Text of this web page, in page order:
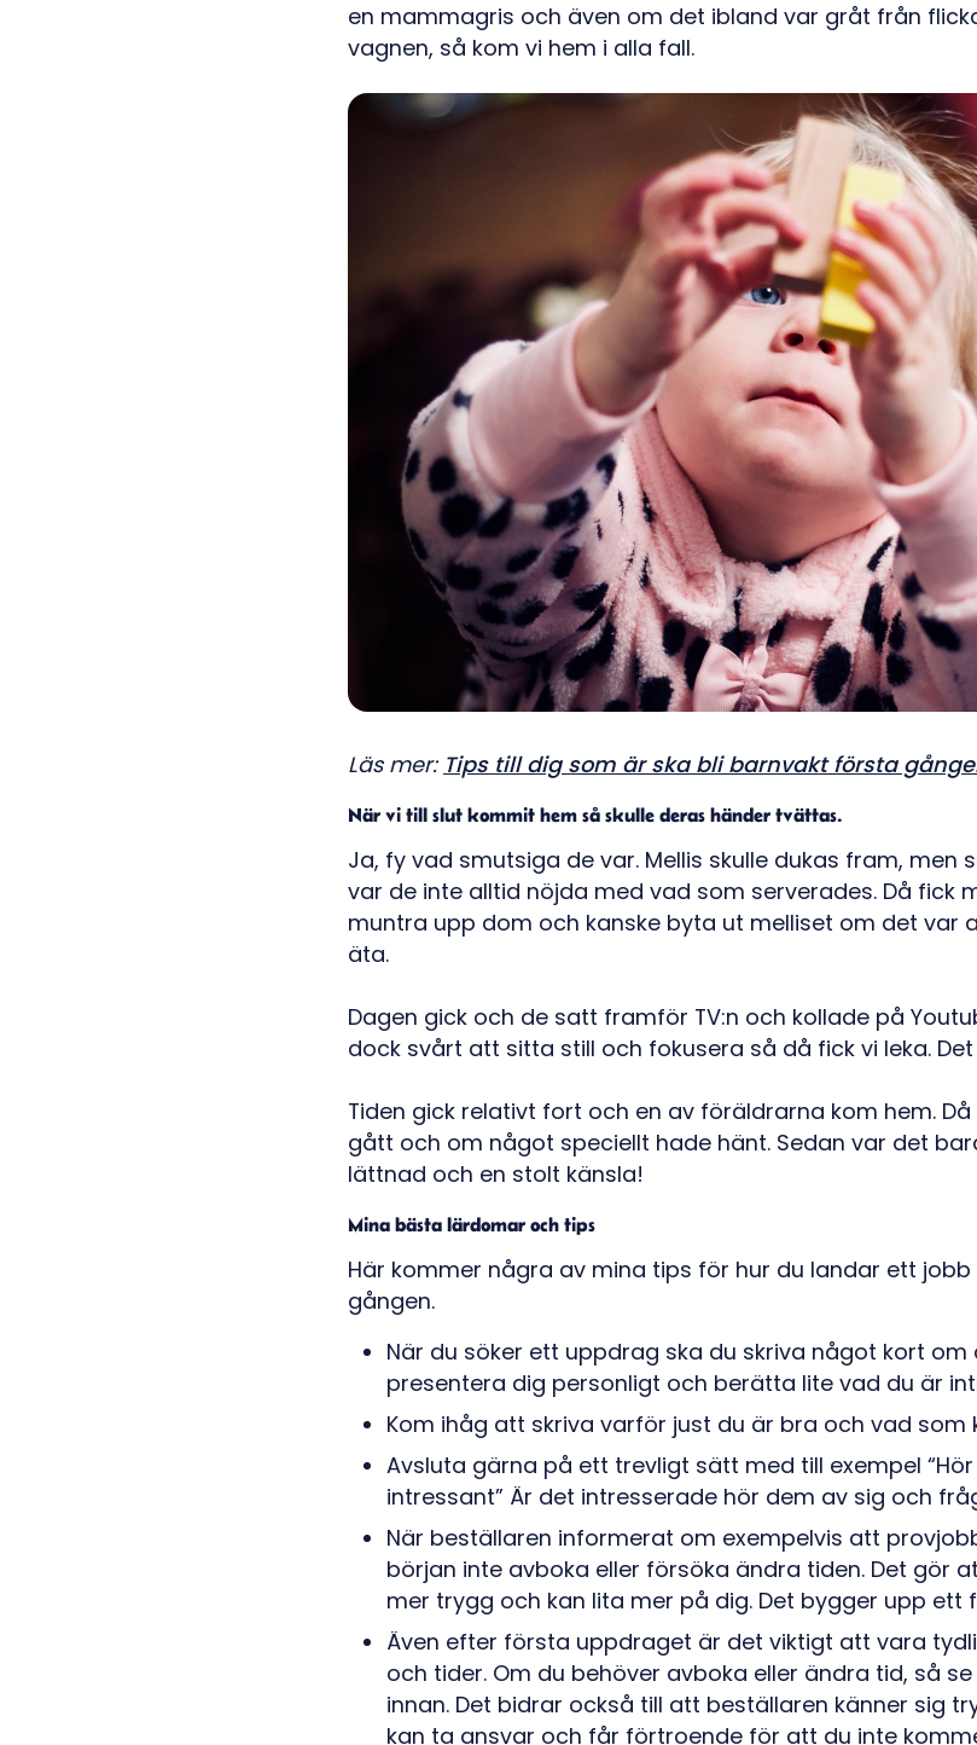
en mammagris och även om det ibland var gråt från
vagnen, så kom vi hem i alla fall.
Läs mer: Tips till dig som är ska bli barnvakt första
När vi till slut kommit hem så skulle deras händer tvättas.
Ja, fy vad smutsiga de var. Mellis skulle dukas fram, men
var de inte alltid nöjda med vad som serverades. Då fick
muntra upp dom och kanske byta ut melliset om det
äta.
Dagen gick och de satt framför TV:n och kollade på
dock svårt att sitta still och fokusera så då fick vi leka.
Tiden gick relativt fort och en av föräldrarna kom hem.
gått och om något speciellt hade hänt. Sedan var det
lättnad och en stolt känsla!
Mina bästa lärdomar och tips
Här kommer några av mina tips för hur du landar ett
gången.
När du söker ett uppdrag ska du skriva något kort om
presentera dig personligt och berätta lite vad du är
Kom ihåg att skriva varför just du är bra och vad som
Avsluta gärna på ett trevligt sätt med till exempel
intressant” Är det intresserade hör dem av sig och
När beställaren informerat om exempelvis att
början inte avboka eller försöka ändra tiden. Det gör
mer trygg och kan lita mer på dig. Det bygger upp ett
Även efter första uppdraget är det viktigt att vara
och tider. Om du behöver avboka eller ändra tid, så
innan. Det bidrar också till att beställaren känner sig
kan ta ansvar och får förtroende för att du inte